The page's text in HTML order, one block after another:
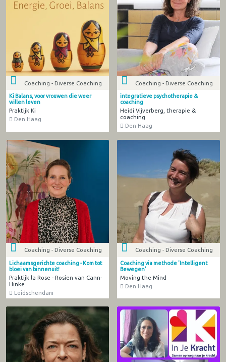
Coaching - Diverse Coaching
Ki Balans, voor vrouwen die weer
willen leven
Praktijk Ki
Den Haag
Coaching - Diverse Coaching
integratieve psychotherapie &
coaching
Heidi Vijverberg, therapie &
coaching
Den Haag
Coaching - Diverse Coaching
Lichaamsgerichte coaching - Kom tot
bloei van binnenuit!
Praktijk la Rose - Rosien van Cann-
Hinke
Leidschendam
Coaching - Diverse Coaching
Coaching via methode 'Intelligent
Bewegen'
Moving the Mind
Den Haag